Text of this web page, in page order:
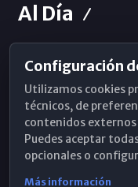
Al Día
Horarios de Misa
Hemeroteca
WhatsApp
Configuración
Utilizamos cookies
técnicos, de
contenidos externos
Puedes aceptar
opcionales o
Más información